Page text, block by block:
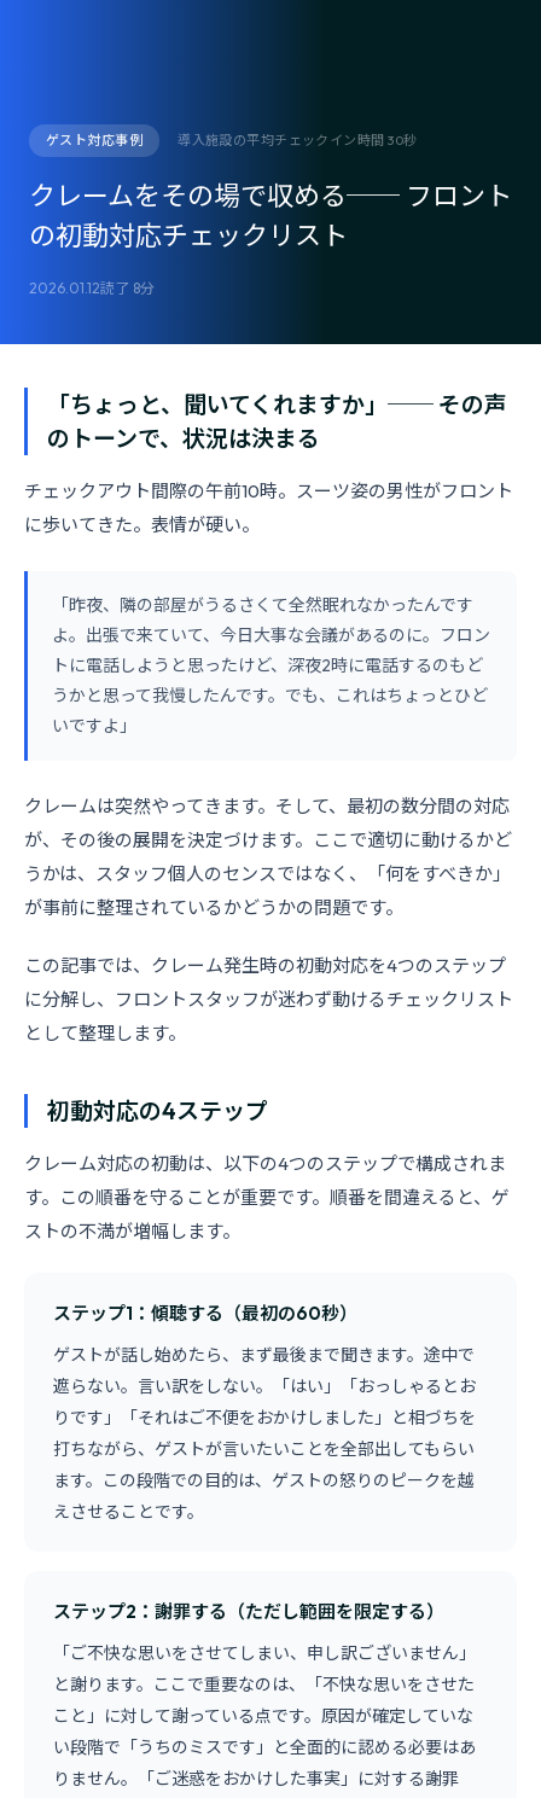
ゲスト対応事例 導入施設の平均チェックイン時間 30秒
クレームをその場で収める── フロント
の初動対応チェックリスト
2026.01.12読了 8分
「ちょっと、聞いてくれますか」── その声
のトーンで、状況は決まる
チェックアウト間際の午前10時。スーツ姿の男性がフロント
に歩いてきた。表情が硬い。
「昨夜、隣の部屋がうるさくて全然眠れなかったんです
よ。出張で来ていて、今日大事な会議があるのに。フロン
トに電話しようと思ったけど、深夜2時に電話するのもど
うかと思って我慢したんです。でも、これはちょっとひど
いですよ」
クレームは突然やってきます。そして、最初の数分間の対応
が、その後の展開を決定づけます。ここで適切に動けるかど
うかは、スタッフ個人のセンスではなく、「何をすべきか」
が事前に整理されているかどうかの問題です。
この記事では、クレーム発生時の初動対応を4つのステップ
に分解し、フロントスタッフが迷わず動けるチェックリスト
として整理します。
初動対応の4ステップ
クレーム対応の初動は、以下の4つのステップで構成されま
す。この順番を守ることが重要です。順番を間違えると、ゲ
ストの不満が増幅します。
ステップ1：傾聴する（最初の60秒）
ゲストが話し始めたら、まず最後まで聞きます。途中で
遮らない。言い訳をしない。「はい」「おっしゃるとお
りです」「それはご不便をおかけしました」と相づちを
打ちながら、ゲストが言いたいことを全部出してもらい
ます。この段階での目的は、ゲストの怒りのピークを越
えさせることです。
ステップ2：謝罪する（ただし範囲を限定する）
「ご不快な思いをさせてしまい、申し訳ございません」
と謝ります。ここで重要なのは、「不快な思いをさせた
こと」に対して謝っている点です。原因が確定していな
い段階で「うちのミスです」と全面的に認める必要はあ
りません。「ご迷惑をおかけした事実」に対する謝罪